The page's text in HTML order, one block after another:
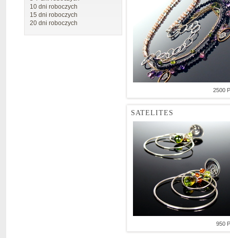
10 dni roboczych
15 dni roboczych
20 dni roboczych
2500
SATELITES
950